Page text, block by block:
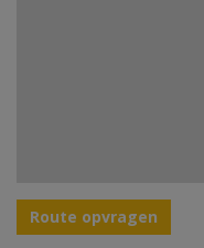
Route opvragen